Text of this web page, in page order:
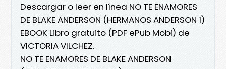
Descargar o leer en línea NO TE ENAMORES
DE BLAKE ANDERSON (HERMANOS ANDERSON 1)
EBOOK Libro gratuito (PDF ePub Mobi) de
VICTORIA VILCHEZ.
NO TE ENAMORES DE BLAKE ANDERSON